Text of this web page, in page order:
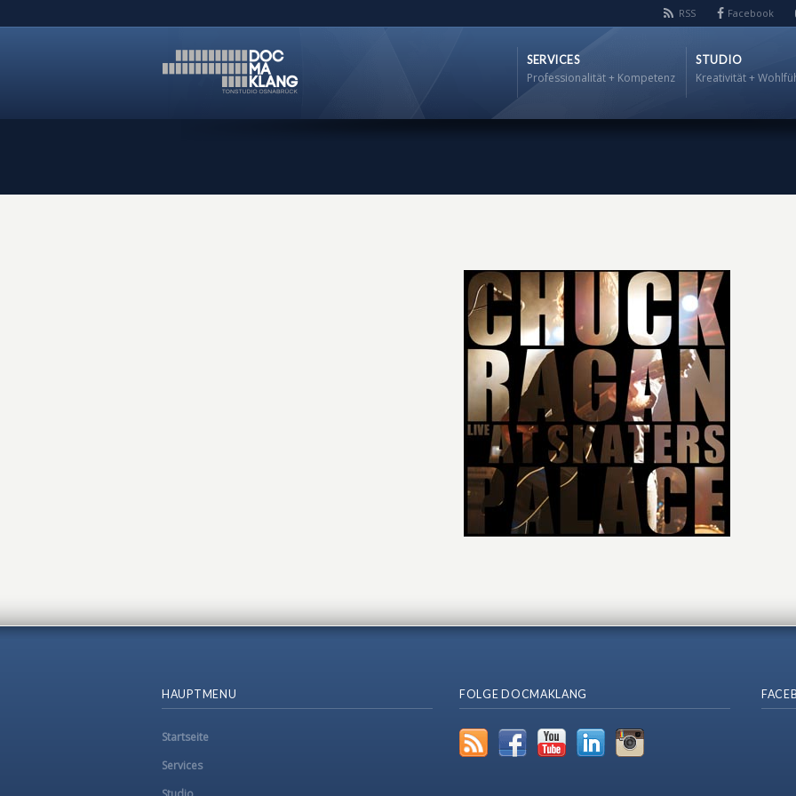
RSS Facebook
SERVICES
Professionalität + Kompetenz
STUDIO
Kreativität +
HAUPTMENU
Startseite
Services
FOLGE DOCMAKLANG